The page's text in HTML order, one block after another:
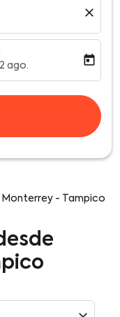
close
return-date-aria-
ago. today
Monterrey - Tampico